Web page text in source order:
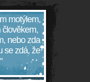
motýlem,
nebo zda
se zdá, že